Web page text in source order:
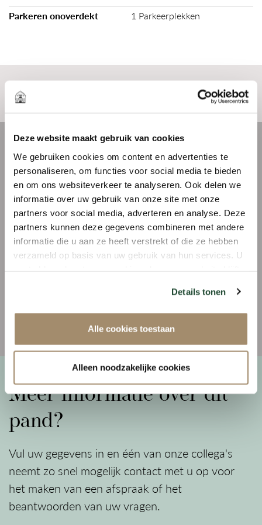
Deze website maakt gebruik van cookies
We gebruiken cookies om content en advertenties te
personaliseren, om functies voor social media te bieden
en om ons websiteverkeer te analyseren. Ook delen we
informatie over uw gebruik van onze site met onze
partners voor social media, adverteren en analyse. Deze
partners kunnen deze gegevens combineren met andere
informatie die u aan ze heeft verstrekt of die ze hebben
verzameld op basis van uw gebruik van hun services. U
Details tonen
Alle cookies toestaan
Alleen noodzakelijke cookies
- verlichting
- servicekosten internet en alarm: €59,22 per
maand
€1.150,00 exclusief B.T.W.
B.T.W.
Verhuurder zal opteren voor een met B.T.W.
belaste verhuur, huurder verleent hiertoe zijn
medewerking en verklaart voor tenminste 90%
Uitgangspunt huurovereenkomst 5 + 5 jaar,
kortere termijnen in overleg.
De betaling van de huur de eventueel
verschuldigde omzetbelasting vindt elke
maanden bij vooruitbetaling plaats.
ZEKERHEIDSTELLING
Bij ondertekening van de huurovereenkomst zal
huurder een bankgarantie stellen of een
waarborgsom storten ter grootte van 3 maanden
Parkeren onoverdekt 1 Parkeerplekken
Locatie
KAART STREETVIEW
BEKIJK KAART
Meer informatie over dit
pand?
Vul uw gegevens in en één van onze collega's
neemt zo snel mogelijk contact met u op voor
het maken van een afspraak of het
beantwoorden van uw vragen.